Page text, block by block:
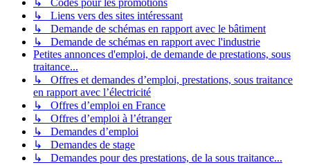
↳ Codes pour les promotions
↳ Liens vers des sites intéressant
↳ Demande de schémas en rapport avec le bâtiment
↳ Demande de schémas en rapport avec l'industrie
Petites annonces d'emploi, de demande de prestations, sous
traitance...
↳ Offres et demandes d’emploi, prestations, sous traitance
en rapport avec l’électricité
↳ Offres d’emploi en France
↳ Offres d’emploi à l’étranger
↳ Demandes d’emploi
↳ Demandes de stage
↳ Demandes pour des prestations, de la sous traitance...